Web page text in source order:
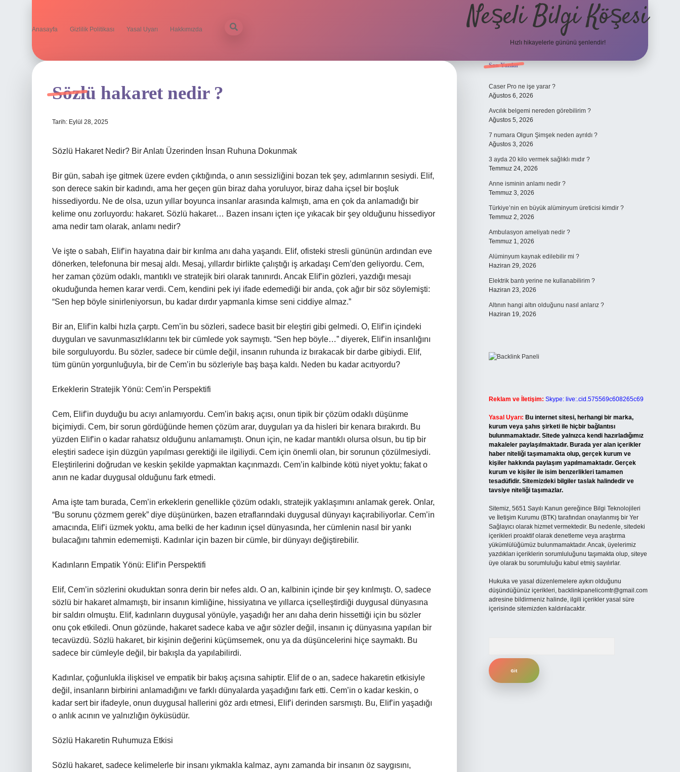
Anasayfa Gizlilik Politikası Yasal Uyarı Hakkımızda Neşeli Bilgi Köşesi
Hızlı hikayelerle gününü şenlendir!
Sözlü hakaret nedir ?
Tarih: Eylül 28, 2025
Sözlü Hakaret Nedir? Bir Anlatı Üzerinden İnsan Ruhuna Dokunmak
Bir gün, sabah işe gitmek üzere evden çıktığında, o anın sessizliğini bozan tek şey, adımlarının sesiydi. Elif,
son derece sakin bir kadındı, ama her geçen gün biraz daha yoruluyor, biraz daha içsel bir boşluk
hissediyordu. Ne de olsa, uzun yıllar boyunca insanlar arasında kalmıştı, ama en çok da anlamadığı bir
kelime onu zorluyordu: hakaret. Sözlü hakaret… Bazen insanı içten içe yıkacak bir şey olduğunu hissediyor
ama nedir tam olarak, anlamı nedir?
Ve işte o sabah, Elif’in hayatına dair bir kırılma anı daha yaşandı. Elif, ofisteki stresli gününün ardından eve
dönerken, telefonuna bir mesaj aldı. Mesaj, yıllardır birlikte çalıştığı iş arkadaşı Cem’den geliyordu. Cem,
her zaman çözüm odaklı, mantıklı ve stratejik biri olarak tanınırdı. Ancak Elif’in gözleri, yazdığı mesajı
okuduğunda hemen karar verdi. Cem, kendini pek iyi ifade edemediği bir anda, çok ağır bir söz söylemişti:
“Sen hep böyle sinirleniyorsun, bu kadar dırdır yapmanla kimse seni ciddiye almaz.”
Bir an, Elif’in kalbi hızla çarptı. Cem’in bu sözleri, sadece basit bir eleştiri gibi gelmedi. O, Elif’in içindeki
duyguları ve savunmasızlıklarını tek bir cümlede yok saymıştı. “Sen hep böyle…” diyerek, Elif’in insanlığını
bile sorguluyordu. Bu sözler, sadece bir cümle değil, insanın ruhunda iz bırakacak bir darbe gibiydi. Elif,
tüm günün yorgunluğuyla, bir de Cem’in bu sözleriyle baş başa kaldı. Neden bu kadar acıtıyordu?
Erkeklerin Stratejik Yönü: Cem’in Perspektifi
Cem, Elif’in duyduğu bu acıyı anlamıyordu. Cem’in bakış açısı, onun tipik bir çözüm odaklı düşünme
biçimiydi. Cem, bir sorun gördüğünde hemen çözüm arar, duyguları ya da hisleri bir kenara bırakırdı. Bu
yüzden Elif’in o kadar rahatsız olduğunu anlamamıştı. Onun için, ne kadar mantıklı olursa olsun, bu tip bir
eleştiri sadece işin düzgün yapılması gerektiği ile ilgiliydi. Cem için önemli olan, bir sorunun çözülmesiydi.
Eleştirilerini doğrudan ve keskin şekilde yapmaktan kaçınmazdı. Cem’in kalbinde kötü niyet yoktu; fakat o
anın ne kadar duygusal olduğunu fark etmedi.
Ama işte tam burada, Cem’in erkeklerin genellikle çözüm odaklı, stratejik yaklaşımını anlamak gerek. Onlar,
“Bu sorunu çözmem gerek” diye düşünürken, bazen etraflarındaki duygusal dünyayı kaçırabiliyorlar. Cem’in
amacında, Elif’i üzmek yoktu, ama belki de her kadının içsel dünyasında, her cümlenin nasıl bir yankı
bulacağını tahmin edememişti. Kadınlar için bazen bir cümle, bir dünyayı değiştirebilir.
Kadınların Empatik Yönü: Elif’in Perspektifi
Elif, Cem’in sözlerini okuduktan sonra derin bir nefes aldı. O an, kalbinin içinde bir şey kırılmıştı. O, sadece
sözlü bir hakaret almamıştı, bir insanın kimliğine, hissiyatına ve yıllarca içselleştirdiği duygusal dünyasına
bir saldırı olmuştu. Elif, kadınların duygusal yönüyle, yaşadığı her anı daha derin hissettiği için bu sözler
onu çok etkiledi. Onun gözünde, hakaret sadece kaba ve ağır sözler değil, insanın iç dünyasına yapılan bir
tecavüzdü. Sözlü hakaret, bir kişinin değerini küçümsemek, onu ya da düşüncelerini hiçe saymaktı. Bu
sadece bir cümleyle değil, bir bakışla da yapılabilirdi.
Kadınlar, çoğunlukla ilişkisel ve empatik bir bakış açısına sahiptir. Elif de o an, sadece hakaretin etkisiyle
değil, insanların birbirini anlamadığını ve farklı dünyalarda yaşadığını fark etti. Cem’in o kadar keskin, o
kadar sert bir ifadeyle, onun duygusal hallerini göz ardı etmesi, Elif’i derinden sarsmıştı. Bu, Elif’in yaşadığı
o anlık acının ve yalnızlığın öyküsüdür.
Sözlü Hakaretin Ruhumuza Etkisi
Sözlü hakaret, sadece kelimelerle bir insanı yıkmakla kalmaz, aynı zamanda bir insanın öz saygısını,
Sidebar
Son Yazılar
Caser Pro ne işe yarar ?
Ağustos 6, 2026
Avcılık belgemi nereden görebilirim ?
Ağustos 5, 2026
7 numara Olgun Şimşek neden ayrıldı ?
Ağustos 3, 2026
3 ayda 20 kilo vermek sağlıklı mıdır ?
Temmuz 24, 2026
Anne isminin anlamı nedir ?
Temmuz 3, 2026
Türkiye’nin en büyük alüminyum üreticisi kimdir ?
Temmuz 2, 2026
Ambulasyon ameliyatı nedir ?
Temmuz 1, 2026
Alüminyum kaynak edilebilir mi ?
Haziran 29, 2026
Elektrik bantı yerine ne kullanabilirim ?
Haziran 23, 2026
Altının hangi altın olduğunu nasıl anlarız ?
Haziran 19, 2026
Reklam ve İletişim: Skype: live:.cid.575569c608265c69
Yasal Uyarı: Bu internet sitesi, herhangi bir marka,
kurum veya şahıs şirketi ile hiçbir bağlantısı
bulunmamaktadır. Sitede yalnızca kendi hazırladığımız
makaleler paylaşılmaktadır. Burada yer alan içerikler
haber niteliği taşımamakta olup, gerçek kurum ve
kişiler hakkında paylaşım yapılmamaktadır. Gerçek
kurum ve kişiler ile isim benzerlikleri tamamen
tesadüfidir. Sitemizdeki bilgiler taslak halindedir ve
tavsiye niteliği taşımazlar.
Sitemiz, 5651 Sayılı Kanun gereğince Bilgi Teknolojileri
ve İletişim Kurumu (BTK) tarafından onaylanmış bir Yer
Sağlayıcı olarak hizmet vermektedir. Bu nedenle, sitedeki
içerikleri proaktif olarak denetleme veya araştırma
yükümlülüğümüz bulunmamaktadır. Ancak, üyelerimiz
yazdıkları içeriklerin sorumluluğunu taşımakta olup, siteye
üye olarak bu sorumluluğu kabul etmiş sayılırlar.
Hukuka ve yasal düzenlemelere aykırı olduğunu
düşündüğünüz içerikleri, backlinkpanelicomtr@gmail.com
adresine bildirmeniz halinde, ilgili içerikler yasal süre
içerisinde sitemizden kaldırılacaktır.